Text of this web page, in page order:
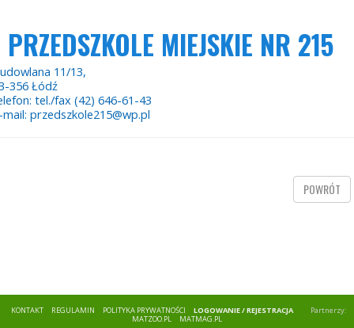
PRZEDSZKOLE MIEJSKIE NR 215
11/13,
356 Łódź
tel./fax (42) 646-61-43
przedszkole215@wp.pl
POWRÓT
KONTAKT REGULAMIN POLITYKA PRYWATNOŚCI LOGOWANIE / REJESTRACJA
Partnerzy:
MATZOO.PL
MATMAG.PL